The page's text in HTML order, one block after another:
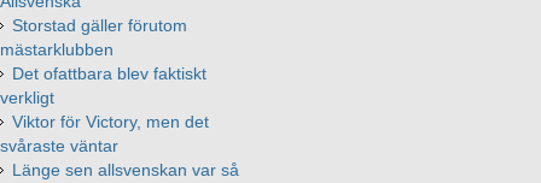
Storstad gäller förutom
mästarklubben
Det ofattbara blev faktiskt
verkligt
Viktor för Victory, men det
svåraste väntar
Länge sen allsvenskan var så